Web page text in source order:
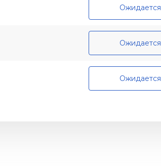
Ожидается
Ожидается
Ожидается